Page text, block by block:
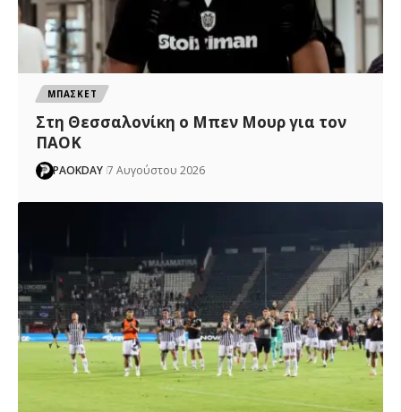
ΜΠΑΣΚΕΤ
Στη Θεσσαλονίκη ο Μπεν Μουρ για τον
ΠΑΟΚ
PAOKDAY 7 Αυγούστου 2026